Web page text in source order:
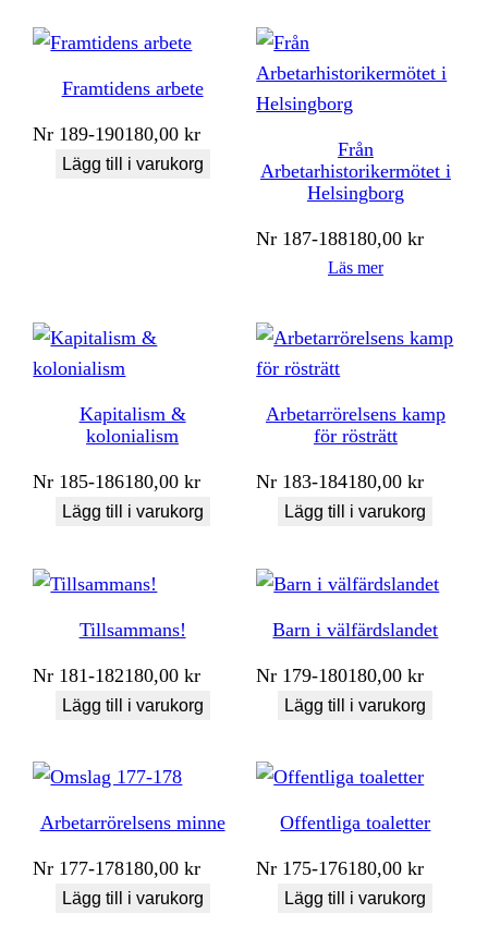
Framtidens arbete
Nr 189-190180,00kr
Lägg till i varukorg
Från
Arbetarhistorikermötet i
Helsingborg
Nr 187-188180,00kr
Läs mer
Kapitalism &
kolonialism
Nr 185-186180,00kr
Lägg till i varukorg
Arbetarrörelsens kamp
för rösträtt
Nr 183-184180,00kr
Lägg till i varukorg
Tillsammans!
Nr 181-182180,00kr
Lägg till i varukorg
Barn i välfärdslandet
Nr 179-180180,00kr
Lägg till i varukorg
Arbetarrörelsens minne
Nr 177-178180,00kr
Lägg till i varukorg
Offentliga toaletter
Nr 175-176180,00kr
Lägg till i varukorg